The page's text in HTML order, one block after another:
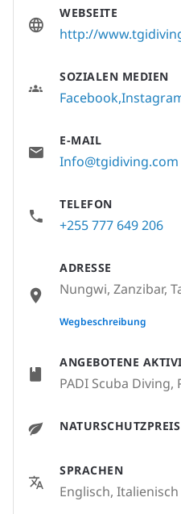
ANGEBOTENE
PADI Scuba Diving,
NATURSCHUTZPREIS
SPRACHEN
Englisch, Italienisch
WEBSEITE
http://
SOZIALEN MEDIEN
Facebook
E-MAIL
Info@tgidiving.com
TELEFON
+255 777 649 206
ADRESSE
Nungwi, Zanzibar,
None
Wegbeschreibung